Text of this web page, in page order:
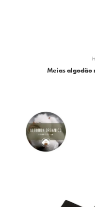
Meias algodão